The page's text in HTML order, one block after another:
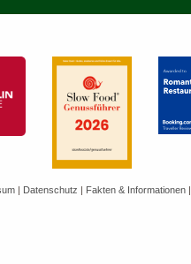
| Datenschutz | Fakten & Informationen|